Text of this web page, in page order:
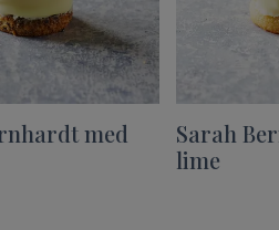
med
Sarah
lime